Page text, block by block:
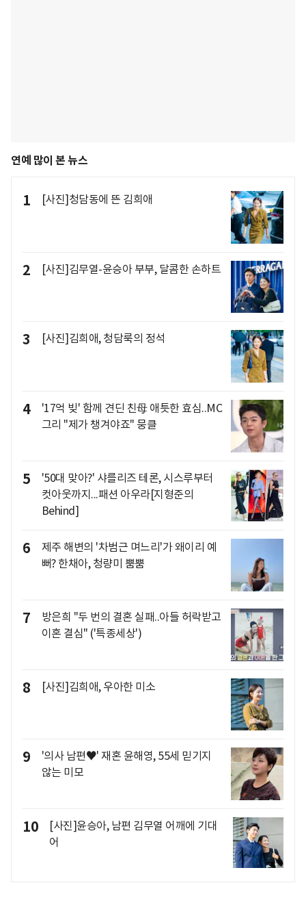
연예 많이 본 뉴스
1 [사진]청담동에 뜬 김희애
2 [사진]김무열-윤승아 부부, 달콤한 손하트
3 [사진]김희애, 청담룩의 정석
4
'17억 빚' 함께 견딘 친母 애틋한 효심..MC
그리 "제가 챙겨야죠" 뭉클
5
'50대 맞아?' 샤를리즈 테론, 시스루부터
컷아웃까지...패션 아우라[지형준의
Behind]
6
제주 해변의 '차범근 며느리'가 왜이리 예
뻐? 한채아, 청량미 뿜뿜
7
방은희 "두 번의 결혼 실패..아들 허락받고
이혼 결심" ('특종세상')
8 [사진]김희애, 우아한 미소
9
'의사 남편♥' 재혼 윤해영, 55세 믿기지
않는 미모
10
[사진]윤승아, 남편 김무열 어깨에 기대
어